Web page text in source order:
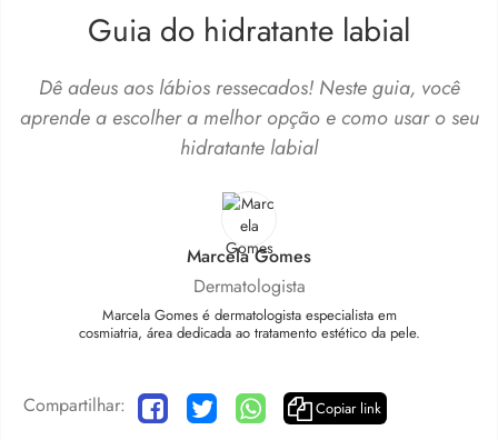
Guia do hidratante labial
Dê adeus aos lábios ressecados! Neste guia, você
aprende a escolher a melhor opção e como usar o seu
hidratante labial
Marcela Gomes
Dermatologista
Marcela Gomes é dermatologista especialista em
cosmiatria, área dedicada ao tratamento estético da pele.
Compartilhar: Copiar link